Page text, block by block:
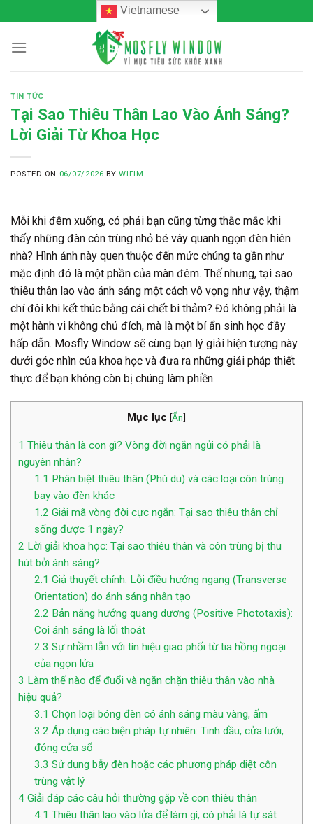
to
content
Vietnamese
TIN TỨC
Tại Sao Thiêu Thân Lao Vào Ánh Sáng?
Lời Giải Từ Khoa Học
POSTED ON 06/07/2026 BYWIFIM
Mỗi khi đêm xuống, có phải bạn cũng từng thắc mắc khi
thấy những đàn côn trùng nhỏ bé vây quanh ngọn đèn hiên
nhà? Hình ảnh này quen thuộc đến mức chúng ta gần như
mặc định đó là một phần của màn đêm. Thế nhưng, tại sao
thiêu thân lao vào ánh sáng một cách vô vọng như vậy, thậm
chí đôi khi kết thúc bằng cái chết bi thảm? Đó không phải là
một hành vi không chủ đích, mà là một bí ẩn sinh học đầy
hấp dẫn. Mosfly Window sẽ cùng bạn lý giải hiện tượng này
dưới góc nhìn của khoa học và đưa ra những giải pháp thiết
thực để bạn không còn bị chúng làm phiền.
Mục lục [Ẩn]
1 Thiêu thân là con gì? Vòng đời ngắn ngủi có phải là
nguyên nhân?
1.1 Phân biệt thiêu thân (Phù du) và các loại côn trùng
bay vào đèn khác
1.2 Giải mã vòng đời cực ngắn: Tại sao thiêu thân chỉ
sống được 1 ngày?
2 Lời giải khoa học: Tại sao thiêu thân và côn trùng bị thu
hút bởi ánh sáng?
2.1 Giả thuyết chính: Lỗi điều hướng ngang (Transverse
Orientation) do ánh sáng nhân tạo
2.2 Bản năng hướng quang dương (Positive Phototaxis):
Coi ánh sáng là lối thoát
2.3 Sự nhầm lẫn với tín hiệu giao phối từ tia hồng ngoại
của ngọn lửa
3 Làm thế nào để đuổi và ngăn chặn thiêu thân vào nhà
hiệu quả?
3.1 Chọn loại bóng đèn có ánh sáng màu vàng, ấm
3.2 Áp dụng các biện pháp tự nhiên: Tinh dầu, cửa lưới,
đóng cửa sổ
3.3 Sử dụng bẫy đèn hoặc các phương pháp diệt côn
trùng vật lý
4 Giải đáp các câu hỏi thường gặp về con thiêu thân
4.1 Thiêu thân lao vào lửa để làm gì, có phải là tự sát